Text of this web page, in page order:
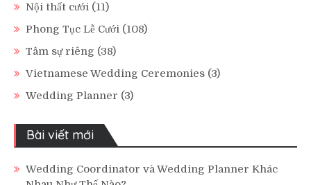
Nội thất cưới (11)
Phong Tục Lễ Cưới (108)
Tâm sự riêng (38)
Vietnamese Wedding Ceremonies (3)
Wedding Planner (3)
Bài viết mới
Wedding Coordinator và Wedding Planner Khác